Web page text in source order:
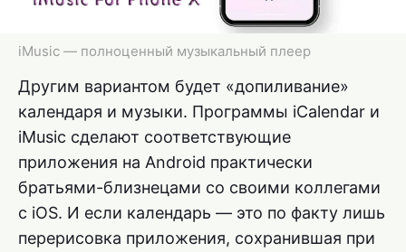
iMusic — полноценный музыкальный плеер
Другим вариантом будет «допиливание»
календаря и музыки. Программы iCalendar и
iMusic сделают соответствующие
приложения на Android практически
братьями-близнецами со своими коллегами
с iOS. И если календарь — это по факту лишь
перерисовка приложения, сохранившая при